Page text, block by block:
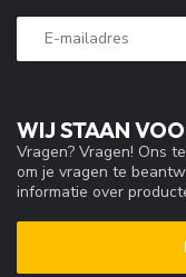
WIJ STAAN
Vragen? Vragen! Ons
om je vragen te
informatie over